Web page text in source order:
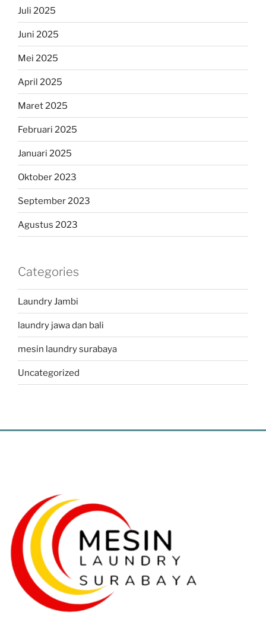
Juli 2025
Juni 2025
Mei 2025
April 2025
Maret 2025
Februari 2025
Januari 2025
Oktober 2023
September 2023
Agustus 2023
Categories
Laundry Jambi
laundry jawa dan bali
mesin laundry surabaya
Uncategorized